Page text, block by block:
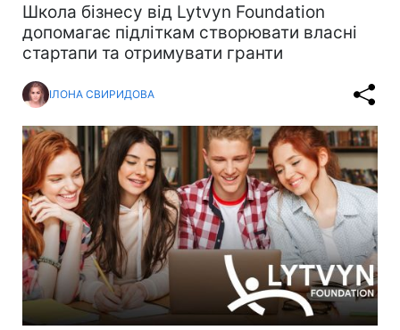
Школа бізнесу від Lytvyn Foundation
допомагає підліткам створювати власні
стартапи та отримувати гранти
ІЛОНА СВИРИДОВА